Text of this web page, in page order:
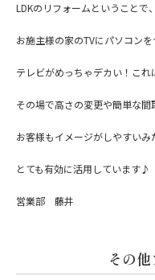
LDKのリフォームということで
お施主様の家のTVにパソコンを
テレビがめっちゃデカい！これ
その場で高さの変更や簡単な
お客様もイメージがしやすい
とても有効に活用しています♪
営業部 藤井
その